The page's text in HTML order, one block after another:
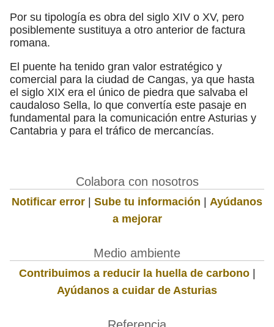
Por su tipología es obra del siglo XIV o XV, pero
posiblemente sustituya a otro anterior de factura
romana.
El puente ha tenido gran valor estratégico y
comercial para la ciudad de Cangas, ya que hasta
el siglo XIX era el único de piedra que salvaba el
caudaloso Sella, lo que convertía este pasaje en
fundamental para la comunicación entre Asturias y
Cantabria y para el tráfico de mercancías.
Colabora con nosotros
Notificar error | Sube tu información | Ayúdanos
a mejorar
Medio ambiente
Contribuimos a reducir la huella de carbono|
Ayúdanos a cuidar de Asturias
Referencia